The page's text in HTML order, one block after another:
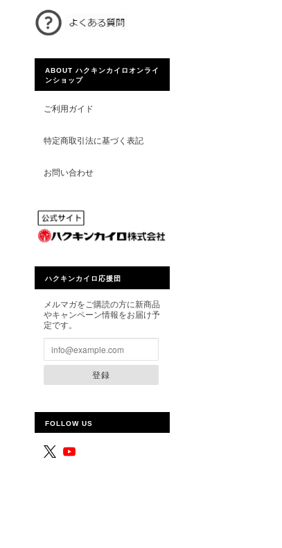
ABOUT ハクキンカイロオンライ
ンショップ
ご利用ガイド
特定商取引法に基づく表記
お問い合わせ
ハクキンカイロ応援団
メルマガをご購読の方に新商品
やキャンペーン情報をお届け予
定です。
登録
FOLLOW US